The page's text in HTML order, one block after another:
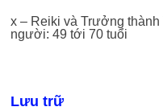
x – Reiki và Trưởng thành
người: 49 tới 70 tuổi
Lưu trữ